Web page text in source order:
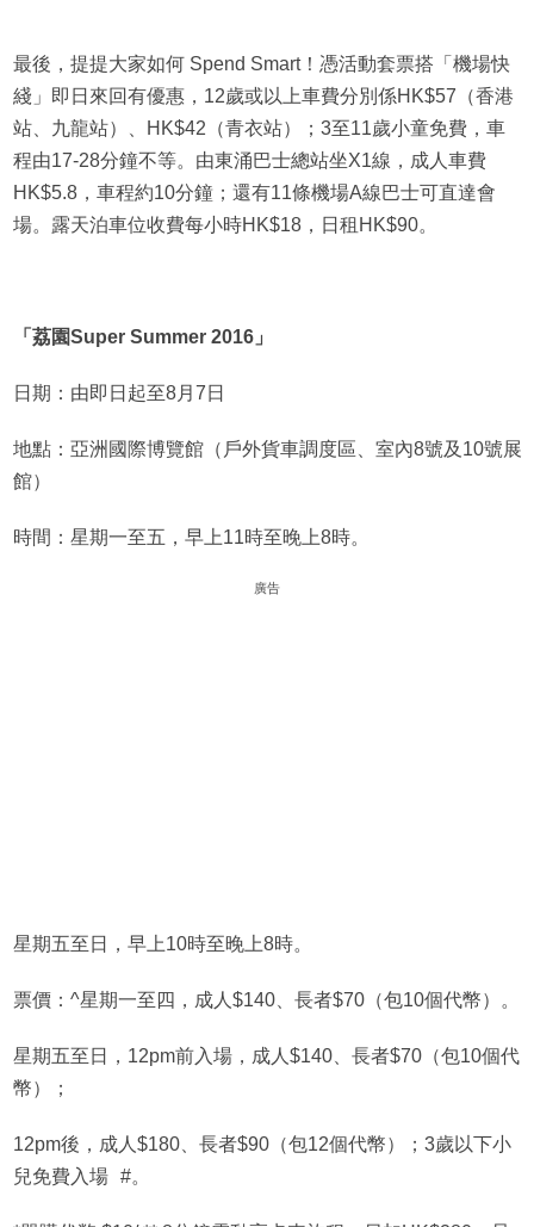
最後，提提大家如何 Spend Smart！憑活動套票搭「機場快
綫」即日來回有優惠，12歲或以上車費分別係HK$57（香港
站、九龍站）、HK$42（青衣站）；3至11歲小童免費，車
程由17-28分鐘不等。由東涌巴士總站坐X1線，成人車費
HK$5.8，車程約10分鐘；還有11條機場A線巴士可直達會
場。露天泊車位收費每小時HK$18，日租HK$90。
「荔園Super Summer 2016」
日期：由即日起至8月7日
地點：亞洲國際博覽館（戶外貨車調度區、室內8號及10號展
館）
時間：星期一至五，早上11時至晚上8時。
廣告
星期五至日，早上10時至晚上8時。
票價：^星期一至四，成人$140、長者$70（包10個代幣）。
星期五至日，12pm前入場，成人$140、長者$70（包10個代
幣）；
12pm後，成人$180、長者$90（包12個代幣）；3歲以下小
兒免費入場 #。